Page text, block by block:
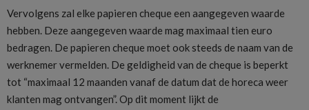
Vervolgens zal elke papieren cheque een aangegeven waarde
hebben. Deze aangegeven waarde mag maximaal tien euro
bedragen. De papieren cheque moet ook steeds de naam van de
werknemer vermelden. De geldigheid van de cheque is beperkt
tot “maximaal 12 maanden vanaf de datum dat de horeca weer
klanten mag ontvangen”. Op dit moment lijkt de